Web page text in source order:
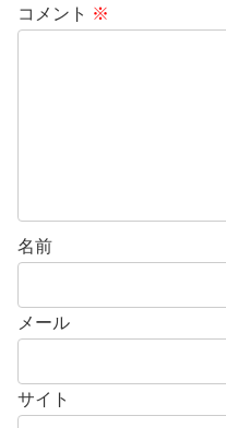
コメント ※
名前
メール
サイト